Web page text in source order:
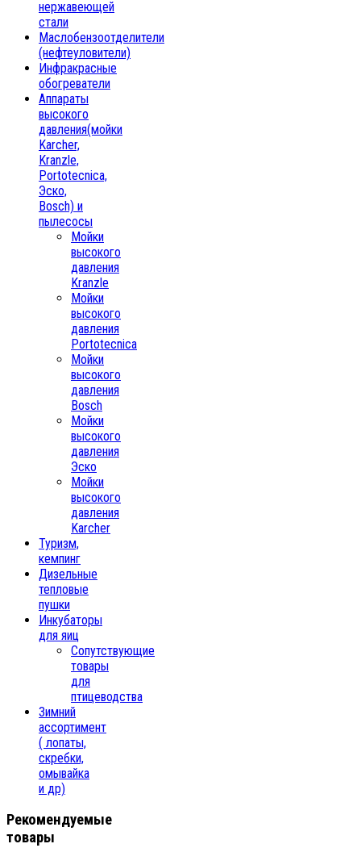
нержавеющей
стали
Маслобензоотделители
(нефтеуловители)
Инфракрасные
обогреватели
Аппараты
высокого
давления(мойки
Karcher,
Kranzle,
Portotecnica,
Эско,
Bosch) и
пылесосы
Мойки
высокого
давления
Kranzle
Мойки
высокого
давления
Portotecnica
Мойки
высокого
давления
Bosch
Мойки
высокого
давления
Эско
Мойки
высокого
давления
Karcher
Туризм,
кемпинг
Дизельные
тепловые
пушки
Инкубаторы
для яиц
Сопутствующие
товары
для
птицеводства
Зимний
ассортимент
( лопаты,
скребки,
омывайка
и др)
Рекомендуемые
товары